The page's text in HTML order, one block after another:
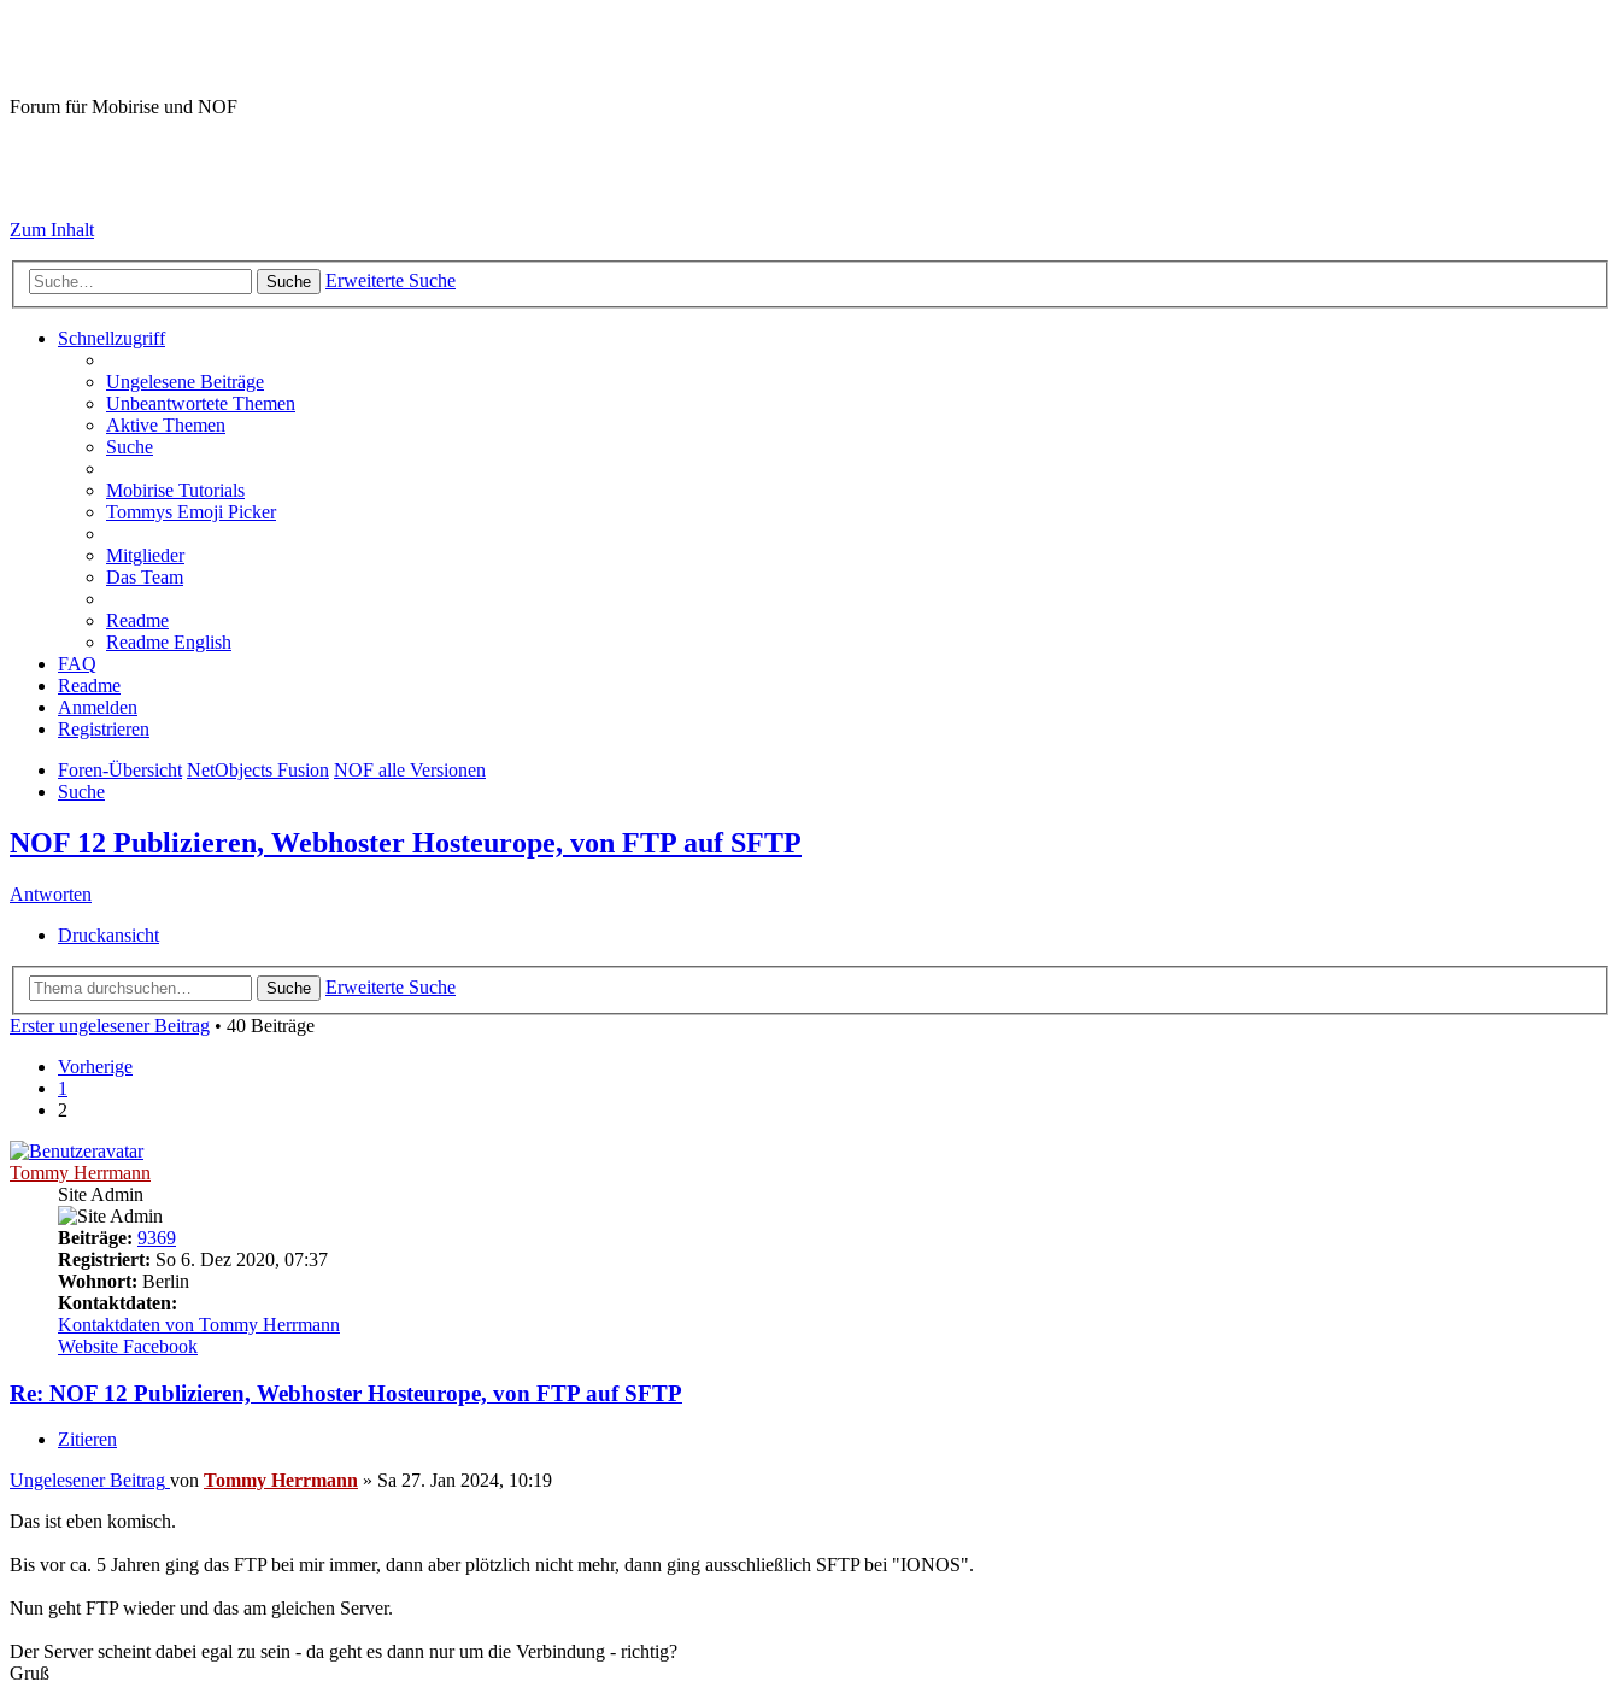
Forum für Mobirise und NOF
Zum Inhalt
Suche Erweiterte Suche
Schnellzugriff
Ungelesene Beiträge
Unbeantwortete Themen
Aktive Themen
Suche
Mobirise Tutorials
Tommys Emoji Picker
Mitglieder
Das Team
Readme
Readme English
FAQ
Readme
Anmelden
Registrieren
Foren-Übersicht NetObjects Fusion NOF alle Versionen
Suche
NOF 12 Publizieren, Webhoster Hosteurope, von FTP auf SFTP
Antworten
Druckansicht
Suche
Erweiterte Suche
Erster ungelesener Beitrag • 40 Beiträge
Vorherige
1
2
Tommy Herrmann
Site Admin
Beiträge: 9369
Registriert: So 6. Dez 2020, 07:37
Wohnort: Berlin
Kontaktdaten:
Kontaktdaten von Tommy Herrmann
Website Facebook
Re: NOF 12 Publizieren, Webhoster Hosteurope, von FTP auf SFTP
Zitieren
Ungelesener Beitrag von Tommy Herrmann » Sa 27. Jan 2024, 10:19
Das ist eben komisch.
Bis vor ca. 5 Jahren ging das FTP bei mir immer, dann aber plötzlich nicht mehr, dann ging ausschließlich SFTP bei "IONOS".
Nun geht FTP wieder und das am gleichen Server.
Der Server scheint dabei egal zu sein - da geht es dann nur um die Verbindung - richtig?
Gruß